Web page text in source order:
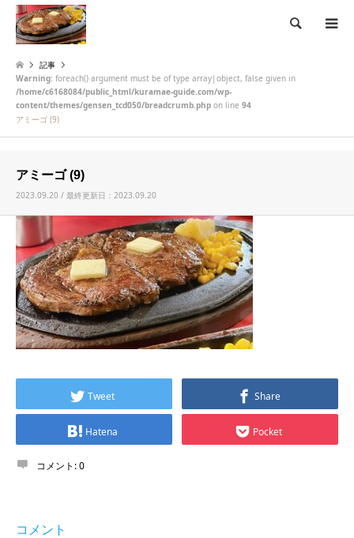
検索
記事
Warning: foreach() argument must be of type array|object, false given in
/home/c6168084/public_html/kuramae-guide.com/wp-
content/themes/gensen_tcd050/breadcrumb.php on line 94
アミーゴ (9)
アミーゴ (9)
2023.09.20 / 最終更新日：2023.09.20
Tweet Share
Hatena Pocket
コメント:0
コメント